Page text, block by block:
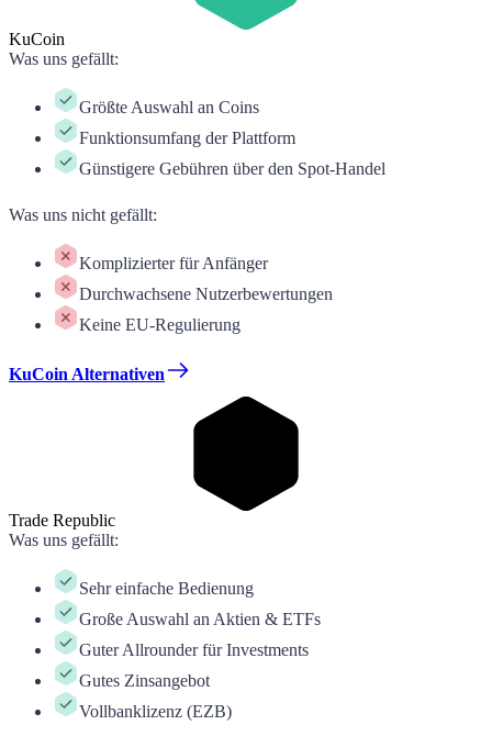
KuCoin
Was uns gefällt:
Größte Auswahl an Coins
Funktionsumfang der Plattform
Günstigere Gebühren über den Spot-Handel
Was uns nicht gefällt:
Komplizierter für Anfänger
Durchwachsene Nutzerbewertungen
Keine EU-Regulierung
KuCoin Alternativen
Trade Republic
Was uns gefällt:
Sehr einfache Bedienung
Große Auswahl an Aktien & ETFs
Guter Allrounder für Investments
Gutes Zinsangebot
Vollbanklizenz (EZB)